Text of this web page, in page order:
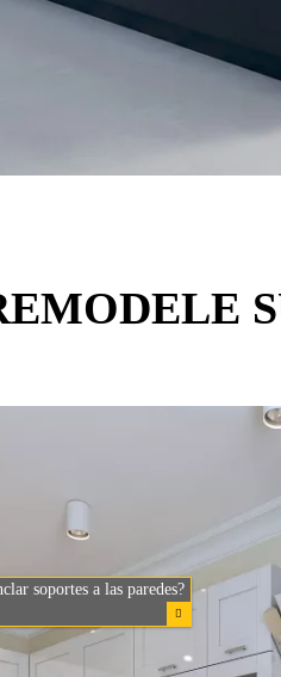
soportes a las paredes?